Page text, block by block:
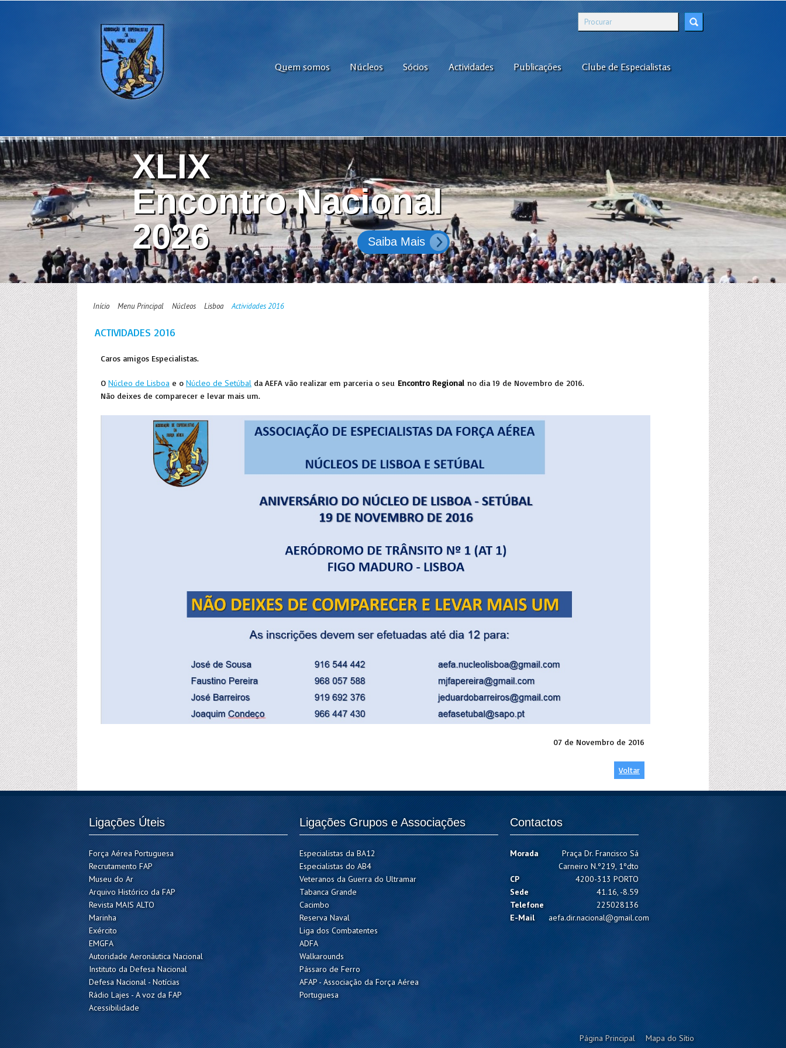
Quem somos Núcleos Sócios Actividades Publicações Clube de Especialistas
XLIX
Encontro Nacional
2026
Saiba Mais
Início Menu Principal Núcleos Lisboa Actividades 2016
ACTIVIDADES 2016
Caros amigos Especialistas.
O Núcleo de Lisboa e o Núcleo de Setúbal da AEFA vão realizar em parceria o seu Encontro Regional no dia 19 de Novembro de 2016.
Não deixes de comparecer e levar mais um.
07 de Novembro de 2016
Voltar
Ligações Úteis
Força Aérea Portuguesa
Recrutamento FAP
Museu do Ar
Arquivo Histórico da FAP
Revista MAIS ALTO
Marinha
Exército
EMGFA
Autoridade Aeronáutica Nacional
Instituto da Defesa Nacional
Defesa Nacional - Notícias
Rádio Lajes - A voz da FAP
Acessibilidade
Ligações Grupos e Associações
Especialistas da BA12
Especialistas do AB4
Veteranos da Guerra do Ultramar
Tabanca Grande
Cacimbo
Reserva Naval
Liga dos Combatentes
ADFA
Walkarounds
Pássaro de Ferro
AFAP - Associação da Força Aérea
Portuguesa
Contactos
Morada
Praça Dr. Francisco Sá
Carneiro N.º219, 1ºdto
CP
4200-313 PORTO
Sede
41.16, -8.59
Telefone
225028136
E-Mail
aefa.dir.nacional@gmail.com
Página Principal Mapa do Sítio